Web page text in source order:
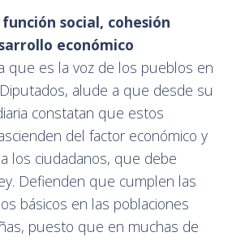
social, cohesión
económico
que es la voz de los pueblos en
alude a que desde su
constatan que estos
del factor económico y
los ciudadanos, que debe
Defienden que cumplen las
básicos en las poblaciones
puesto que en muchas de